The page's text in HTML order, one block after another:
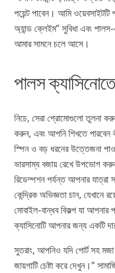
পয়েন্ট পাবেন। আমি ওয়েবসাইটটি
অ্যান্ড ক্লেইম” সুবিধা এবং
আমার সামনে চলে আসে।
পালস
নিচে, সেরা প্রোমোগুলো তুলনা
করুন, এবং আপনি শিখতে পারবেন
স্পিন ও বড় ধরনের উত্তেজনা
ভারসাম্য বজায় রেখে উপভোগ
রিডেম্পশন পর্যন্ত আপনার
কেন্দ্রিক অভিজ্ঞতা চান,
মোবাইল-বান্ধব বিকল্প যা আপনার
ক্যাসিনোটি আপনার জন্য একটি
সুতরাং, আপনিও যদি পোর্ট সহ
জায়গাটি চেষ্টা করে দেখুন।”